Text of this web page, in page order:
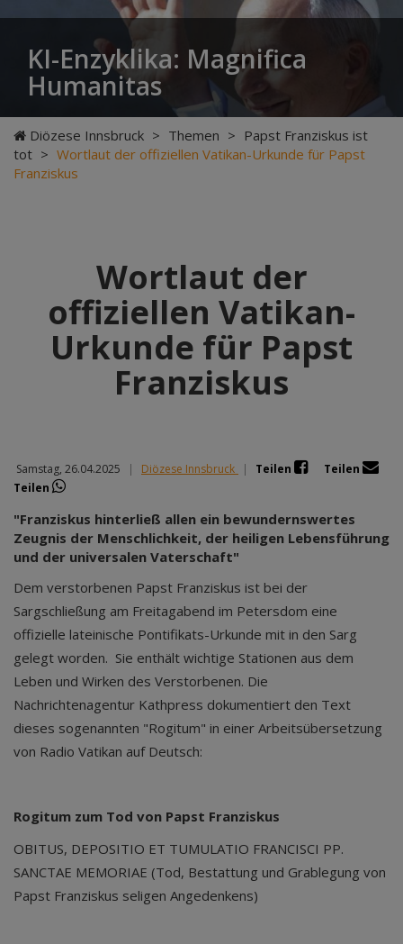
KI-Enzyklika: Magnifica
Humanitas
Diözese Innsbruck > Themen > Papst Franziskus ist
tot > Wortlaut der offiziellen Vatikan-Urkunde für Papst
Franziskus
Wortlaut der
offiziellen Vatikan-
Urkunde für Papst
Franziskus
Samstag, 26.04.2025 | Diözese Innsbruck | Teilen
Teilen
Teilen
"Franziskus hinterließ allen ein bewundernswertes
Zeugnis der Menschlichkeit, der heiligen Lebensführung
und der universalen Vaterschaft"
Dem verstorbenen Papst Franziskus ist bei der
Sargschließung am Freitagabend im Petersdom eine
offizielle lateinische Pontifikats-Urkunde mit in den Sarg
gelegt worden. Sie enthält wichtige Stationen aus dem
Leben und Wirken des Verstorbenen. Die
Nachrichtenagentur Kathpress dokumentiert den Text
dieses sogenannten "Rogitum" in einer Arbeitsübersetzung
von Radio Vatikan auf Deutsch:
Rogitum zum Tod von Papst Franziskus
OBITUS, DEPOSITIO ET TUMULATIO FRANCISCI PP.
SANCTAE MEMORIAE (Tod, Bestattung und Grablegung von
Papst Franziskus seligen Angedenkens)